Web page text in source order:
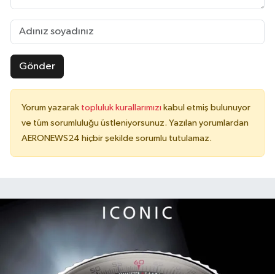
Gönder
Yorum yazarak topluluk kurallarımızı kabul etmiş bulunuyor
ve tüm sorumluluğu üstleniyorsunuz. Yazılan yorumlardan
AERONEWS24 hiçbir şekilde sorumlu tutulamaz.